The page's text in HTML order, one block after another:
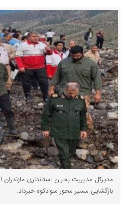
مدیرکل مدیریت بحران استانداری
بازگشایی مسیر محور سوادکوه خبرداد.